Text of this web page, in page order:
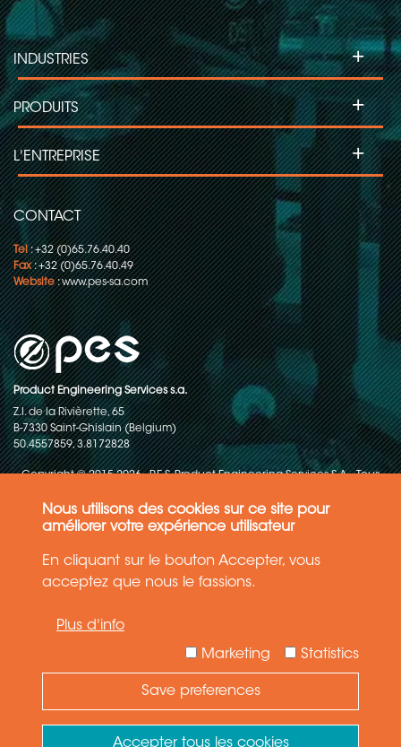
Nous utilisons des cookies sur ce site pour
améliorer votre expérience utilisateur
En cliquant sur le bouton Accepter, vous
acceptez que nous le fassions.
Plus d'info
Statistics
Marketing
Save preferences
Accepter tous les cookies
CONTACT
Tel: +32 (0)65.76.40.40
Fax: +32 (0)65.76.40.49
Website:www.pes-sa.com
Product Engineering Services s.a.
Z.I. de la Rivièrette, 65
B-7330 Saint-Ghislain (Belgium)
50.4557859, 3.8172828
INDUSTRIES +
PRODUITS +
L'ENTREPRISE +
Copyright © 2015-2026 - P.E.S. Product Engineering Services S.A. - Tous
Politique de protection des données
Conditions générales de ventes
récent de la technique. Les détails et les spécifications sont
Need Help ?
Ask your question